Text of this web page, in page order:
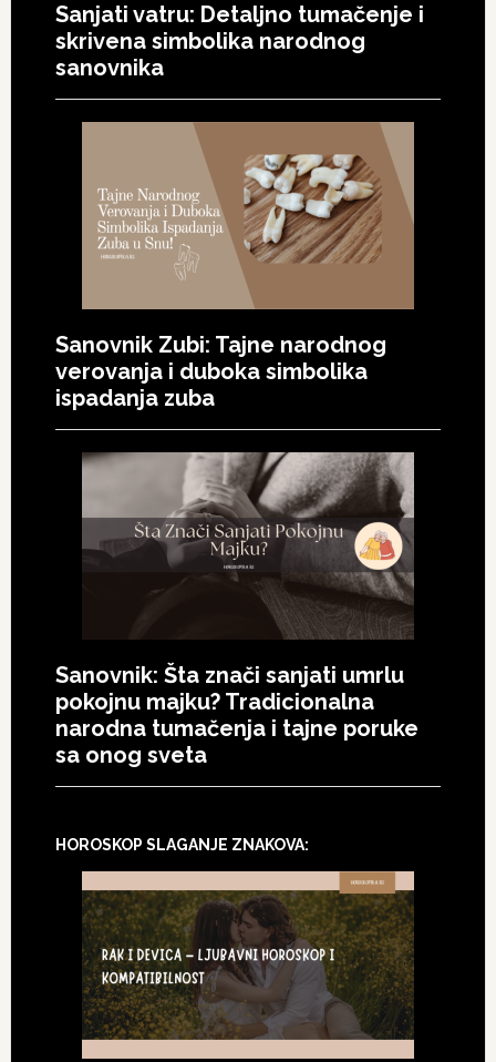
Sanjati vatru: Detaljno tumačenje i
skrivena simbolika narodnog
sanovnika
Sanovnik Zubi: Tajne narodnog
verovanja i duboka simbolika
ispadanja zuba
Sanovnik: Šta znači sanjati umrlu
pokojnu majku? Tradicionalna
narodna tumačenja i tajne poruke
sa onog sveta
HOROSKOP SLAGANJE ZNAKOVA: